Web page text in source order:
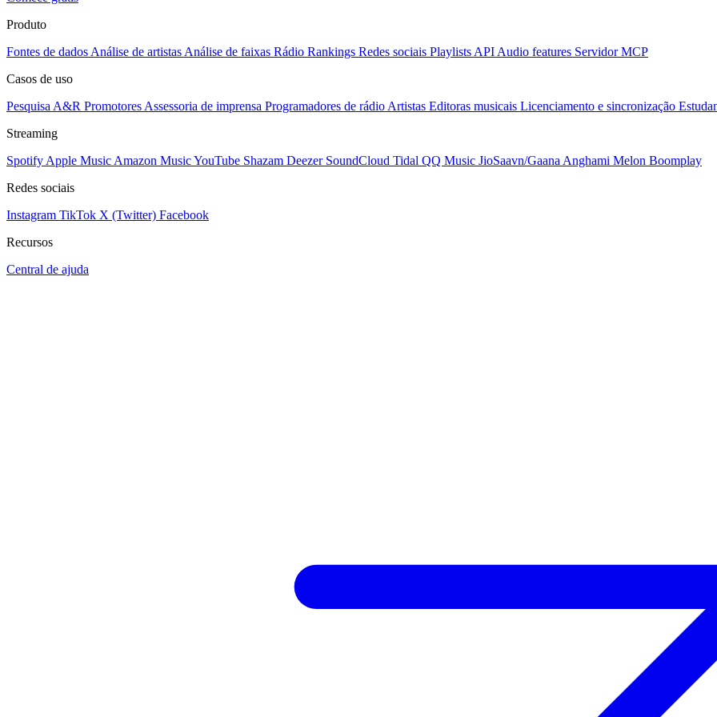
Produto
Fontes de dados Análise de artistas Análise de faixas Rádio Rankings Redes sociais Playlists API Audio features Servidor MCP
Casos de uso
Pesquisa A&R Promotores Assessoria de imprensa Programadores de rádio Artistas Editoras musicais Licenciamento e sincronização
Streaming
Spotify Apple Music Amazon MusicYouTube Shazam Deezer SoundCloud Tidal QQ Music JioSaavn/Gaana Anghami Melon Boomplay
Redes sociais
Instagram TikTok X (Twitter) Facebook
Recursos
Central de ajuda